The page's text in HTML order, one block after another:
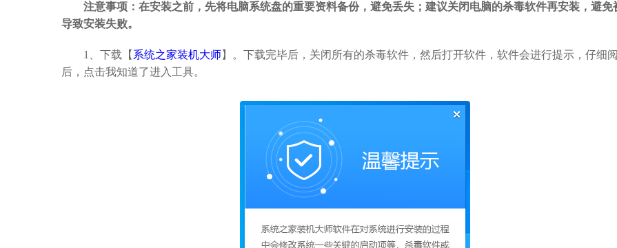
注意事项：在安装之前，先将电脑系统盘的重要资料备份，避免丢失；建议关闭电脑的杀毒软件再安装，避免
导致安装失败。
1、下载【 系统之家装机大师】。下载完毕后，关闭所有的杀毒软件，然后打开软件，软件会进行提示，仔细
后，点击我知道了进入工具。